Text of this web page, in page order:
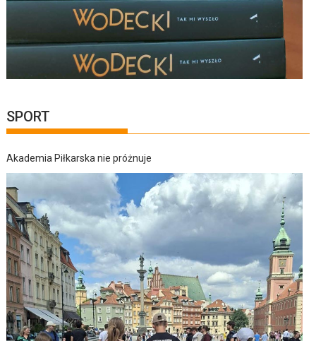
SPORT
Akademia Piłkarska nie próżnuje